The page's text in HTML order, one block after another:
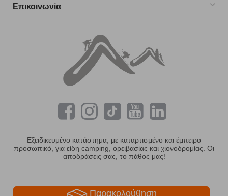
Επικοινωνία
Εξειδικευμένο κατάστημα, με καταρτισμένο και έμπειρο
προσωπικό, για είδη camping, ορειβασίας και χιονοδρομίας. Οι
αποδράσεις σας, το πάθος μας!
Παρακολούθηση